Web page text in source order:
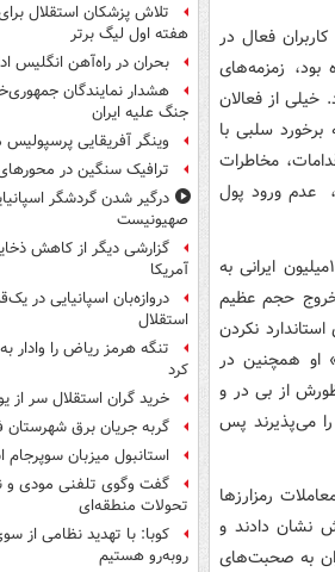
فعال در
بود، زمزمه‌های
خیلی از فعالان
سلبی با
مخاطرات
عدم ورود پول
در همین باره مهدی رباطی در صفحه شخصی خود در توییتر نوشت: «ورود ۱۲میلیون ایرانی به
خروج حجم عظیم
نکردن
او همچنین در
از بی در و
را می‌پذیرند پس
رمزارزها
نشان دادند و
به صحبت‌های
تلاش پزشکان استقلال
هفته اول لیگ برتر
بحران در راه‌آهن انگلیس
هشدار نمایندگان
جنگ علیه ایران
وینگر آفریقایی
ترافیک سنگین در
درگیر شدن گردشگر
صهیونیست
گزارشی دیگر از کاهش
آمریکا
دروازه‌بان اسپانیایی در
استقلال
تنگه هرمز ریاض را
کرد
خرید گران استقلال سر از
گربه جریان برق شهرستان
استانبول میزبان سوپرجام
گفت وگوی تلفنی مودی و
تحولات منطقه‌ای
کوبا: با تهدید نظامی از
روبه‌رو هستیم